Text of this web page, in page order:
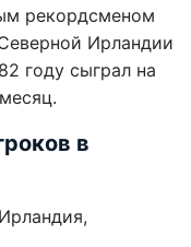
рекордсменом
Ирландии
году сыграл на
в